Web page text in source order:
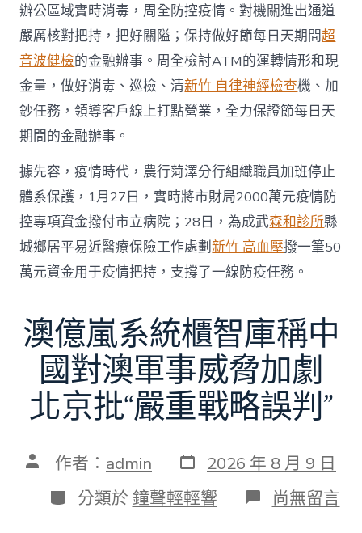
辦公區域實時消毒，周全防控疫情。對機關進出通道
嚴厲核對把持，把好關隘；保持做好節每日天期間超
音波健檢的金融辦事。周全檢討ATM的運轉情形和現
金量，做好消毒、巡檢、清新竹 自律神經檢查機、加
鈔任務，領導客戶線上打點營業，全力保證節每日天
期間的金融辦事。
據先容，疫情時代，農行菏澤分行組織職員加班停止
體系保護，1月27日，實時將市財局2000萬元疫情防
控專項資金撥付市立病院；28日，為成武森和診所縣
城鄉居平易近醫療保險工作處劃新竹 高血壓撥一筆50
萬元資金用于疫情把持，支撐了一線防疫任務。
澳億嵐系統櫃智庫稱中
國對澳軍事威脅加劇
北京批“嚴重戰略誤判”
文 作者： admin 發
表
日
期
2026 年 8 月 9 日
分
類
分類於 鐘聲輕輕響 在
〈澳
尚無留言